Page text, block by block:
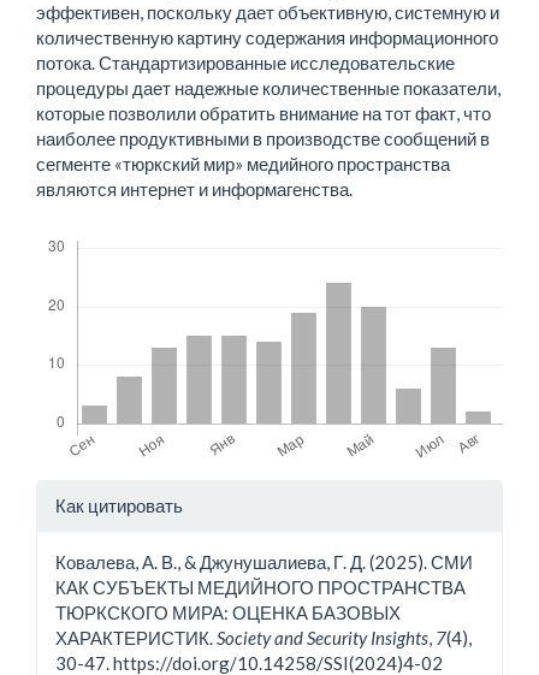
эффективен, поскольку дает объективную, системную и
количественную картину содержания информационного
потока. Стандартизированные исследовательские
процедуры дает надежные количественные показатели,
которые позволили обратить внимание на тот факт, что
наиболее продуктивными в производстве сообщений в
сегменте «тюркский мир» медийного пространства
являются интернет и информагенства.
Детали
Как цитировать
Ковалева, А. В., & Джунушалиева, Г. Д. (2025). СМИ
КАК СУБЪЕКТЫ МЕДИЙНОГО ПРОСТРАНСТВА
ТЮРКСКОГО МИРА: ОЦЕНКА БАЗОВЫХ
ХАРАКТЕРИСТИК. Society and Security Insights 7(4),
30-47. https://doi.org/10.14258/SSI(2024)4-02